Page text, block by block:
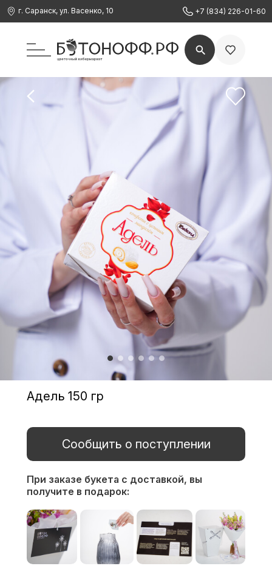
г. Саранск, ул. Васенко, 10 +7 (834) 226-01-60
Адель 150 гр
Сообщить о поступлении
При заказе букета с доставкой, вы
получите в подарок: